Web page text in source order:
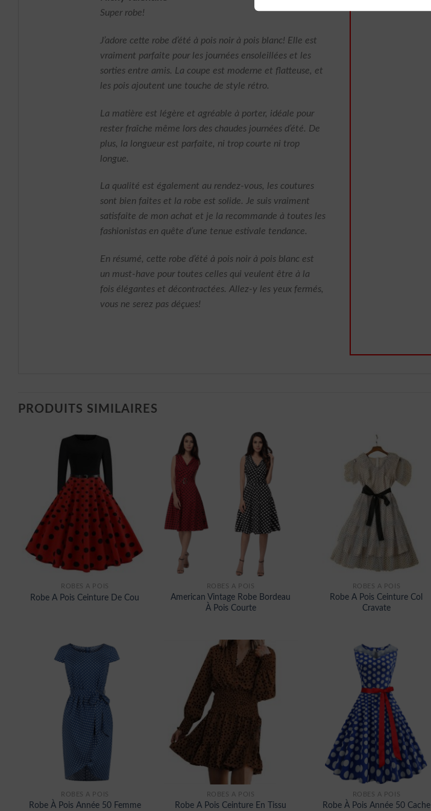
Super robe!
J’adore cette robe d’été à pois noir à pois blanc! Elle est
vraiment parfaite pour les journées ensoleillées et les
sorties entre amis. La coupe est moderne et flatteuse, et
les pois ajoutent une touche de style rétro.
La matière est légère et agréable à porter, idéale pour
rester fraîche même lors des chaudes journées d’été. De
plus, la longueur est parfaite, ni trop courte ni trop
longue.
La qualité est également au rendez-vous, les coutures
sont bien faites et la robe est solide. Je suis vraiment
satisfaite de mon achat et je la recommande à toutes les
fashionistas en quête d’une tenue estivale tendance.
En résumé, cette robe d’été à pois noir à pois blanc est
un must-have pour toutes celles qui veulent être à la
fois élégantes et décontractées. Allez-y les yeux fermés,
vous ne serez pas déçues!
PRODUITS SIMILAIRES
ROBES À POIS
Robe A Pois Ceinture De Cou
ROBES À POIS
American Vintage Robe Bordeau
À Pois Courte
ROBES À POIS
Robe A Pois Ceinture Col
Cravate
ROBES À POIS
Robe À Pois Année 50 Femme
ROBES À POIS
Robe A Pois Ceinture En Tissu
ROBES À POIS
Robe À Pois Année 50 Cache